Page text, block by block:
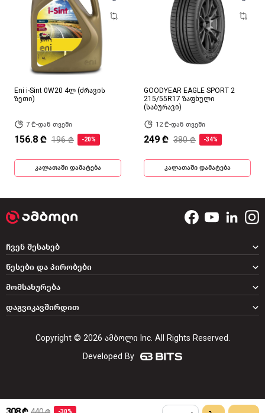
-30%
Eni i-Sint 0W20 4ლ (ძრავის
ზეთი)
7 ₾-დან თვეში
156.8 ₾ 196 ₾ -20%
კალათაში დამატება
GOODYEAR EAGLE SPORT 2
215/55R17 ზაფხული
(საბურავი)
12 ₾-დან თვეში
249 ₾ 380 ₾ -34%
კალათაში დამატება
დაგვიკავშირდით
ჩვენ შესახებ
წესები და პირობები
მომსახურება
Copyright © 2026 ამბოლი Inc. All Rights Reserved.
Developed By